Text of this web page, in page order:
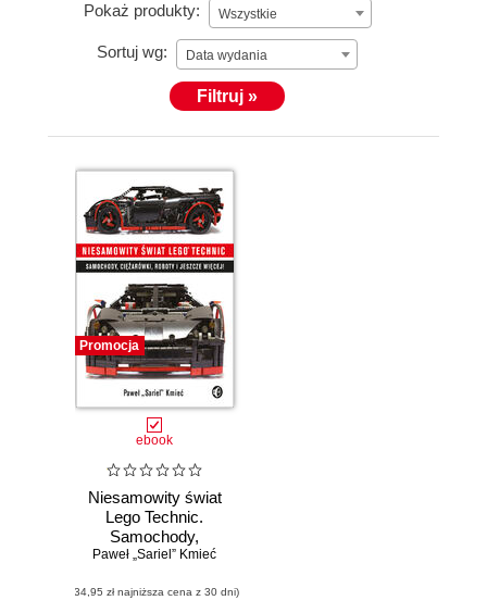
Pokaż produkty: Wszystkie
Sortuj wg: Data wydania
Filtruj »
Promocja
ebook
Niesamowity świat
Lego Technic.
Samochody,
ciężarówki, roboty i
Paweł „Sariel” Kmieć
(34,95 zł najniższa cena z 30 dni)